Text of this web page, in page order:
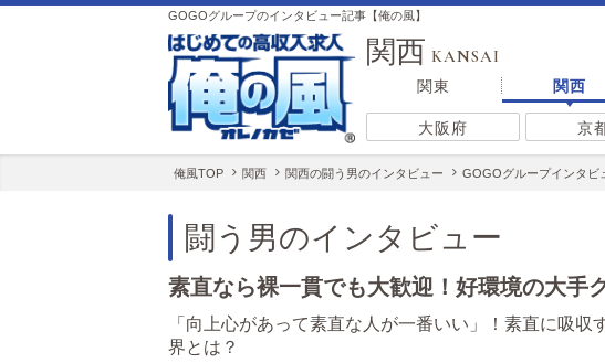
GOGOグループのインタビュー記事【俺の風】
関西 KANSAI
関東 関西
大阪府 京
俺風TOP 関西 関西の闘う男のインタビュー GOGOグループインタビ
闘う男のインタビュー
素直なら裸一貫でも大歓迎！好環境の大手
「向上心があって素直な人が一番いい」！素直に吸
界とは？